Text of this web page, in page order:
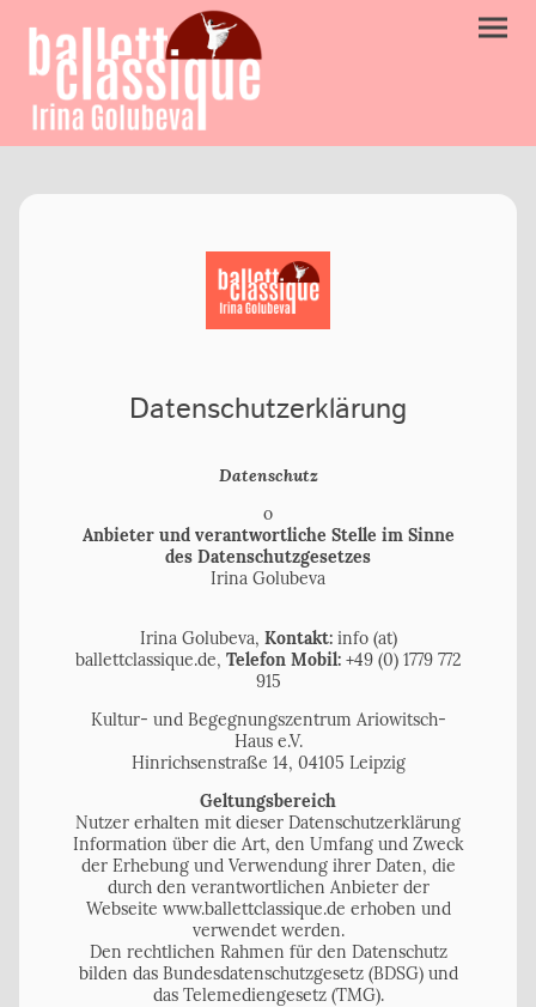
Datenschutzerklärung
Datenschutz
o
Anbieter und verantwortliche Stelle im Sinne
des Datenschutzgesetzes
Irina Golubeva
Irina Golubeva, Kontakt:info (at)
ballettclassique.de, Telefon Mobil:+49 (0) 1779 772
915
Kultur- und Begegnungszentrum Ariowitsch-
Haus e.V.
Hinrichsenstraße 14, 04105 Leipzig
Geltungsbereich
Nutzer erhalten mit dieser Datenschutzerklärung
Information über die Art, den Umfang und Zweck
der Erhebung und Verwendung ihrer Daten, die
durch den verantwortlichen Anbieter der
Webseite www.ballettclassique.de erhoben und
verwendet werden.
Den rechtlichen Rahmen für den Datenschutz
bilden das Bundesdatenschutzgesetz (BDSG) und
das Telemediengesetz (TMG).